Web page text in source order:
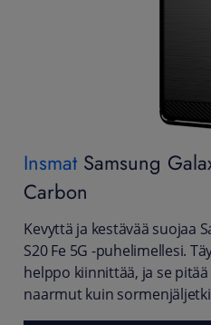
Insmat Samsung
Carbon
Kevyttä ja kestävää suojaa
S20 Fe 5G -puhelimellesi.
helppo kiinnittää, ja se
naarmut kuin